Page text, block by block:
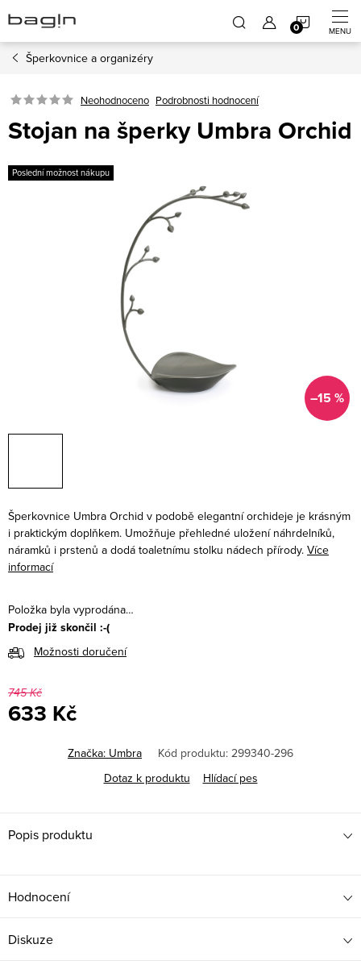
na
obsah
Šperkovnice a organizéry
Neohodnoceno Podrobnosti hodnocení
Stojan na šperky Umbra Orchid
Poslední možnost nákupu
–15 %
Šperkovnice Umbra Orchid v podobě elegantní orchideje je krásným
i praktickým doplňkem. Umožňuje přehledné uložení náhrdelníků,
náramků i prstenů a dodá toaletnímu stolku nádech přírody. Více
informací
Položka byla vyprodána…
Prodej již skončil :-(
Možnosti doručení
745 Kč
633 Kč
Značka: Umbra Kód produktu: 299340-296
Dotaz k produktu
Hlídací pes
Popis produktu
Hodnocení
Diskuze